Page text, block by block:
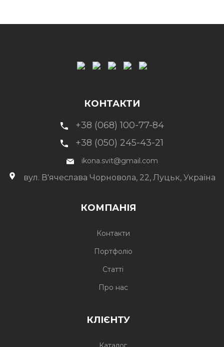
КОМПАНІЯ
Контакти
Портфоліо
Статті
Про нас
КЛІЄНТУ
КОНТАКТИ
+38 (068) 100-77-84
+38 (050) 245-43-21
ikona.svit@gmail.com
вул. В'ячеслава Чорновола, 22, Луцьк, Україна